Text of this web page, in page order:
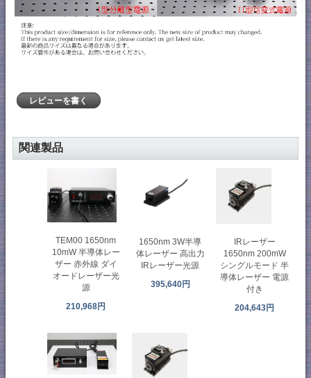
レビューを書く
関連製品
TEM00 1650nm
10mW 半導体レー
ザー 赤外線 ダイ
オードレーザー光
源
210,968円
1650nm 3W半導
体レーザー 高出力
IRレーザー光源
395,640円
IRレーザー
1650nm 200mW
シングルモード 半
導体レーザー 電源
付き
204,643円